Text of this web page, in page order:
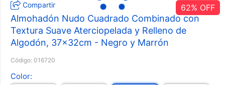
Compartir 62% OFF
Almohadón Nudo Cuadrado Combinado con
Textura Suave Aterciopelada y Relleno de
Algodón, 37x32cm - Negro y Marrón
Código: 016720
Color: